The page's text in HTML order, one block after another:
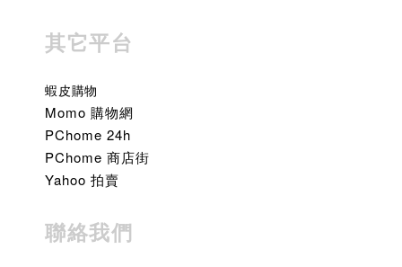
其它平台
蝦皮購物
Momo 購物網
PChome 24h
PChome 商店街
Yahoo 拍賣
聯絡我們